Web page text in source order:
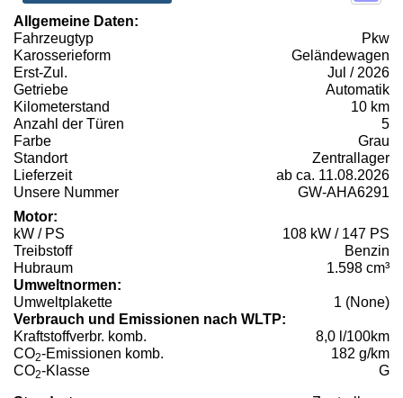
Allgemeine Daten:
Fahrzeugtyp
Pkw
Karosserieform
Geländewagen
Erst-Zul.
Jul / 2026
Getriebe
Automatik
Kilometerstand
10 km
Anzahl der Türen
5
Farbe
Grau
Standort
Zentrallager
Lieferzeit
ab ca. 11.08.2026
Unsere Nummer
GW-AHA6291
Motor:
kW / PS
108 kW / 147 PS
Treibstoff
Benzin
Hubraum
1.598 cm³
Umweltnormen:
Umweltplakette
1 (None)
Verbrauch und Emissionen nach WLTP:
Kraftstoffverbr. komb.
8,0 l/100km
CO2-Emissionen komb.
182 g/km
CO2-Klasse G